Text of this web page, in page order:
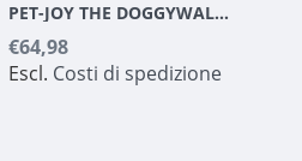
PET-JOY THE DOGGYWALKER SLIP LINE DARK GREY
€64,98
Escl. Costi di spedizione